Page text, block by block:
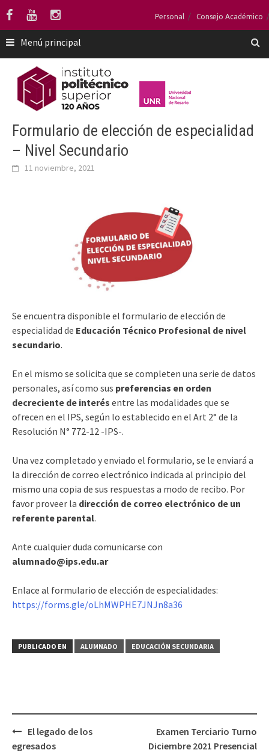
Saltar
contenido
Personal Consejo Académico
Menú principal
Formulario de elección de especialidad
– Nivel Secundario
11 noviembre, 2021
Se encuentra disponible el formulario de elección de
especialidad de Educación Técnico Profesional de nivel
secundario.
En el mismo se solicita que se completen una serie de datos
personales, así como sus preferencias en orden
decreciente de interés entre las modalidades que se
ofrecen en el IPS, según lo establecido en el Art 2° de la
Resolución N° 772-12 -IPS-.
Una vez completado y enviado el formulario, se le enviará a
la dirección de correo electrónico indicada al principio del
mismo una copia de sus respuestas a modo de recibo. Por
favor proveer la dirección de correo electrónico de un
referente parental.
Ante cualquier duda comunicarse con
alumnado@ips.edu.ar
Enlace al formulario de elección de especialidades:
https://forms.gle/oLhMWPHE7JNJn8a36
PUBLICADO EN ALUMNADO EDUCACIÓN SECUNDARIA
Navegación
de
El legado de los
egresados
Examen Terciario Turno
Diciembre 2021 Presencial